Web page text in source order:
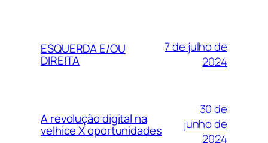
ESQUERDA E/OU
DIREITA
7 de julho de
2024
A revolução digital na
velhice X oportunidades
30 de
junho de
2024